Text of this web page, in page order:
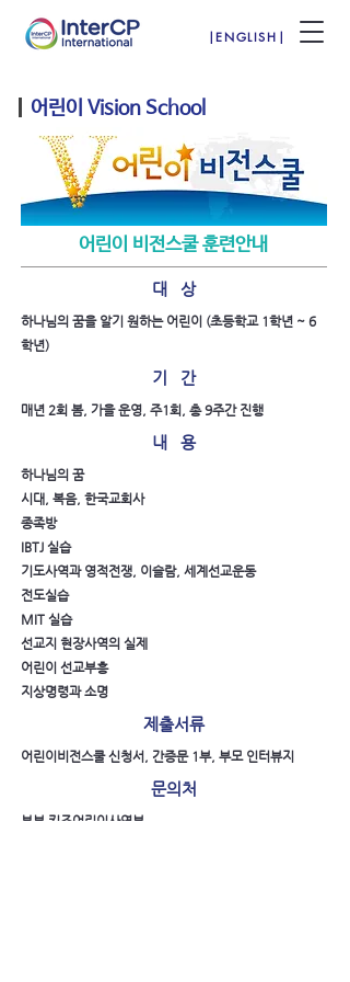
|ENGLISH|
어린이 Vision School
​어린이 비전스쿨 훈련안내
대 상
하나님의 꿈을 알기 원하는 어린이 (초등학교 1학년 ~ 6
학년)
기 간
매년 2회 봄, 가을 운영, 주1회, 총 9주간 진행
내 용
하나님의 꿈
시대, 복음, 한국교회사
종족방
IBTJ 실습
기도사역과 영적전쟁, 이슬람, 세계선교운동
전도실습
MIT 실습
선교지 현장사역의 실제
어린이 선교부흥
지상명령과 소명
제출서류
어린이비전스쿨 신청서, 간증문 1부, 부모 인터뷰지
문의처
본부 키즈어린이사역부